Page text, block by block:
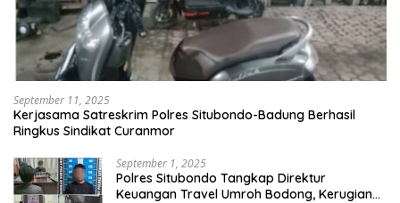
September 11, 2025
Kerjasama Satreskrim Polres Situbondo-Badung Berhasil
Ringkus Sindikat Curanmor
September 1, 2025
Polres Situbondo Tangkap Direktur
Keuangan Travel Umroh Bodong, Kerugian